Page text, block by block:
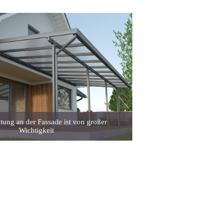
an der Fassade ist von großer
Wichtigkeit